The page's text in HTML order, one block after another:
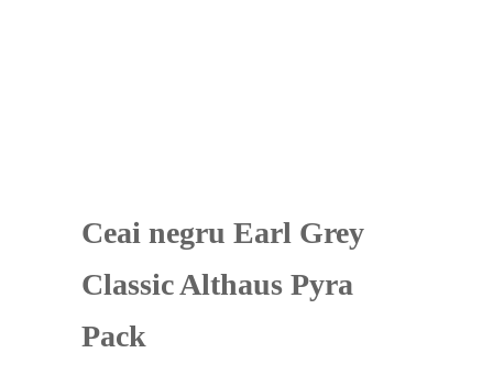
Ceai negru Earl Grey
Classic Althaus Pyra
Pack